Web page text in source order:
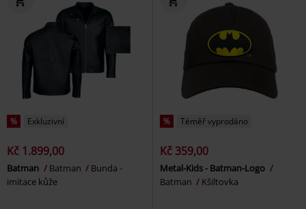
% Exkluzivní
Kč 1.899,00
Batman Batman
Bunda -
imitace kůže
% Téměř vyprodáno
Kč 359,00
Metal-Kids - Batman-Logo
Batman
Kšiltovka